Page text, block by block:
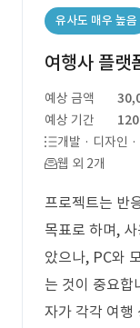
유사도 매우 높음
여행사 플랫
예상 금액
예상 기간
개발 · 디자인 ·
웹 외 2개
프로젝트는 반
목표로 하며,
았으나, PC와
는 것이 중요합
자가 각각 여행